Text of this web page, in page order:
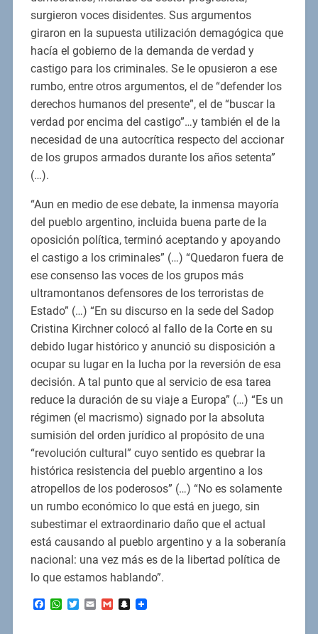
surgieron voces disidentes. Sus argumentos
giraron en la supuesta utilización demagógica que
hacía el gobierno de la demanda de verdad y
castigo para los criminales. Se le opusieron a ese
rumbo, entre otros argumentos, el de “defender los
derechos humanos del presente”, el de “buscar la
verdad por encima del castigo”…y también el de la
necesidad de una autocrítica respecto del accionar
de los grupos armados durante los años setenta”
(…).
“Aun en medio de ese debate, la inmensa mayoría
del pueblo argentino, incluida buena parte de la
oposición política, terminó aceptando y apoyando
el castigo a los criminales” (…) “Quedaron fuera de
ese consenso las voces de los grupos más
ultramontanos defensores de los terroristas de
Estado” (…) “En su discurso en la sede del Sadop
Cristina Kirchner colocó al fallo de la Corte en su
debido lugar histórico y anunció su disposición a
ocupar su lugar en la lucha por la reversión de esa
decisión. A tal punto que al servicio de esa tarea
reduce la duración de su viaje a Europa” (…) “Es un
régimen (el macrismo) signado por la absoluta
sumisión del orden jurídico al propósito de una
“revolución cultural” cuyo sentido es quebrar la
histórica resistencia del pueblo argentino a los
atropellos de los poderosos” (…) “No es solamente
un rumbo económico lo que está en juego, sin
subestimar el extraordinario daño que el actual
está causando al pueblo argentino y a la soberanía
nacional: una vez más es de la libertad política de
lo que estamos hablando”.
Facebook
WhatsApp
Twitter
EmailGmailSnapchat